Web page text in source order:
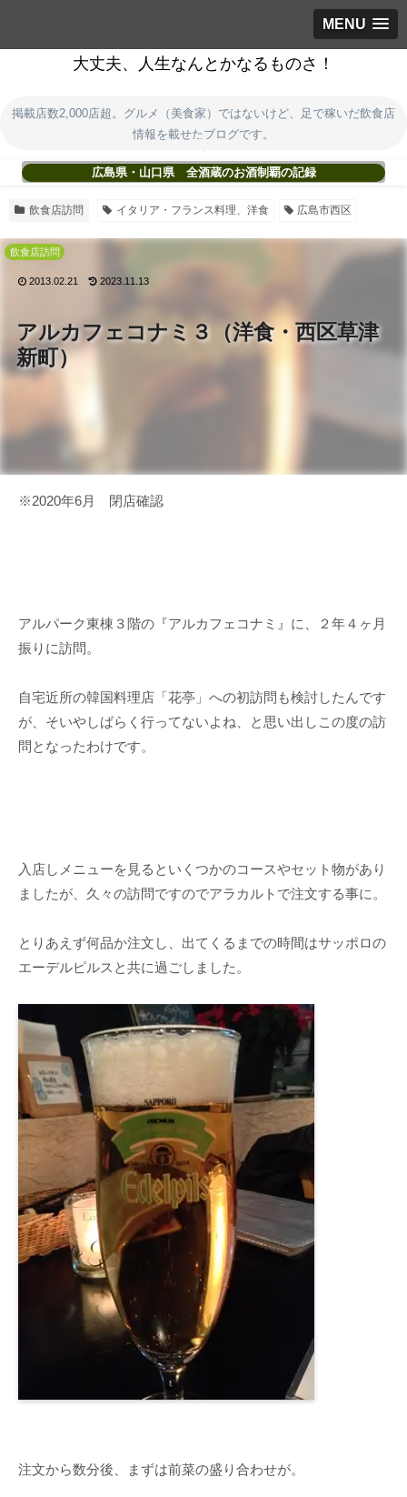
MENU
大丈夫、人生なんとかなるものさ！
掲載店数2,000店超。グルメ（美食家）ではないけど、足で稼いだ飲食店
情報を載せたブログです。
広島県・山口県 全酒蔵のお酒制覇の記録
飲食店訪問 イタリア・フランス料理、洋食 広島市西区
アルカフェコナミ３（洋食・西区草津
新町）
飲食店訪問
2013.02.21 2023.11.13
※2020年6月 閉店確認
アルパーク東棟３階の『アルカフェコナミ』に、２年４ヶ月
振りに訪問。
自宅近所の韓国料理店「花亭」への初訪問も検討したんです
が、そいやしばらく行ってないよね、と思い出しこの度の訪
問となったわけです。
入店しメニューを見るといくつかのコースやセット物があり
ましたが、久々の訪問ですのでアラカルトで注文する事に。
とりあえず何品か注文し、出てくるまでの時間はサッポロの
エーデルピルスと共に過ごしました。
注文から数分後、まずは前菜の盛り合わせが。